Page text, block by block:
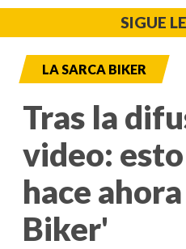
SIGUE
LA SARCA BIKER
Tras la
video:
hace
Biker'